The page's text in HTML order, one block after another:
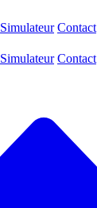
Simulateur Contact
Simulateur Contact